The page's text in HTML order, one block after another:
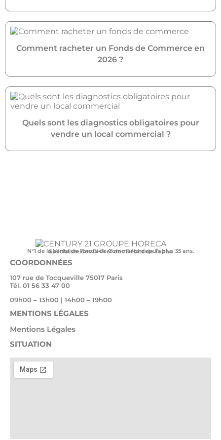
Comment racheter un Fonds de Commerce en
2026 ?
Quels sont les diagnostics obligatoires pour
vendre un local commercial ?
N°1 de la Vente de Fonds de Commerce depuis plus 35 ans.
Spécialiste des CHR et des Débits de Tabac
COORDONNÉES
107 rue de Tocqueville 75017 Paris
Tél. 01 56 33 47 00
09h00 – 13h00 | 14h00 – 19h00
MENTIONS LÉGALES
Mentions Légales
SITUATION